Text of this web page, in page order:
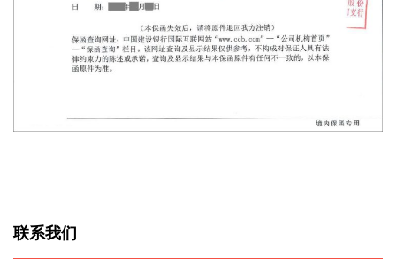
联系我们